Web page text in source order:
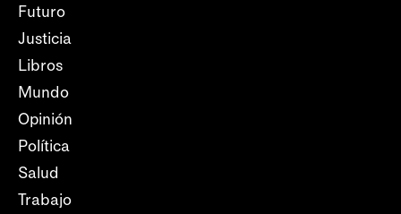
Futuro
Justicia
Libros
Mundo
Opinión
Política
Salud
Trabajo